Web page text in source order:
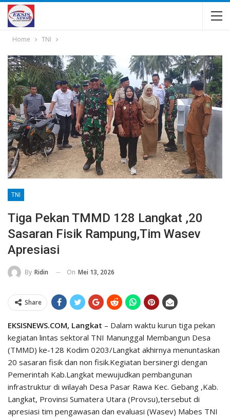
Home TNI
TNI
Tiga Pekan TMMD 128 Langkat ,20
Sasaran Fisik Rampung,Tim Wasev
Apresiasi
By Ridin On Mei 13, 2026
Share
EKSISNEWS.COM, Langkat – Dalam waktu kurun tiga pekan
kegiatan lintas sektoral TNI Manunggal Membangun Desa
(TMMD) ke-128 Kodim 0203/Langkat akhirnya menuntaskan
20 sasaran fisik dan non fisik.Kegiatan bersinergi dengan
Pemerintah Kab.Langkat mewujudkan pembangunan
infrastruktur di wilayah Desa Pasar Rawa Kec. Gebang ,Kab.
Langkat, Provinsi Sumatera Utara (Provsu),tersebut di
apresiasi tim pengawasan dan evaluasi (Wasev) Mabes TNI